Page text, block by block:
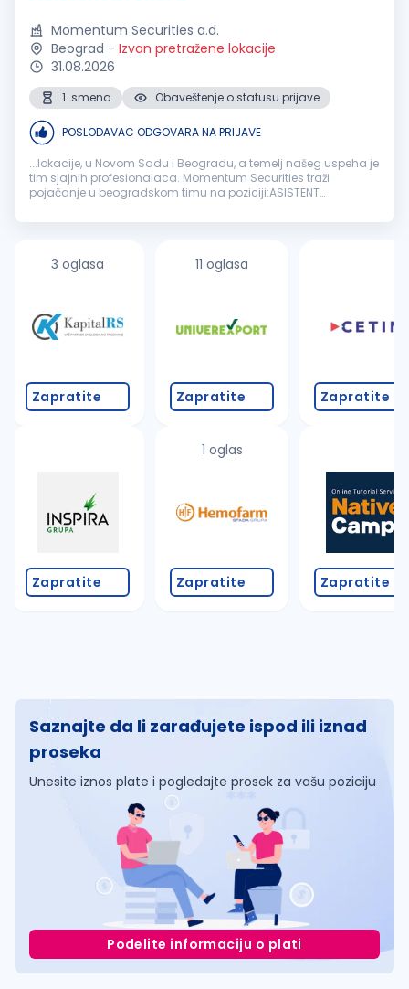
Momentum Securities a.d.
Beograd - Izvan pretražene lokacije
31.08.2026
1. smena Obaveštenje o statusu prijave
POSLODAVAC ODGOVARA NA PRIJAVE
...lokacije, u Novom Sadu i Beogradu, a temelj našeg uspeha je
tim sjajnih profesionalaca. Momentum Securities traži
pojačanje u beogradskom timu na poziciji:ASISTENT
spremni da učite kako biste dublje...
3 oglasa
Zapratite
Zapratite
11 oglasa
Zapratite
1 oglas
Zapratite
Zapratite
Zapratite
Saznajte da li zarađujete ispod ili iznad
proseka
Unesite iznos plate i pogledajte prosek za vašu poziciju
Podelite informaciju o plati